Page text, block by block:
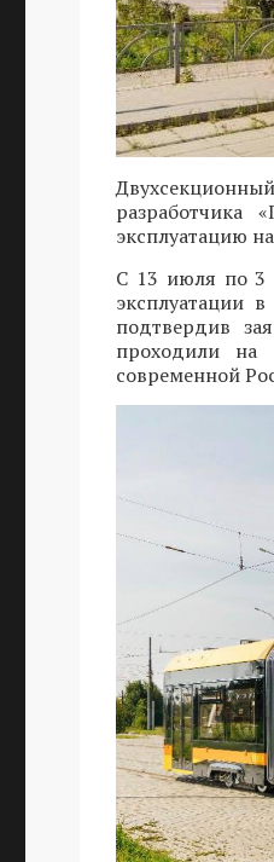
разработчика
эксплуатацию
С 13 июля по 3
эксплуатации
подтвердив
проходили на
современной